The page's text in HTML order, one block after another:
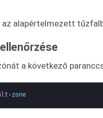
alapértelmezett
a következő
-zone